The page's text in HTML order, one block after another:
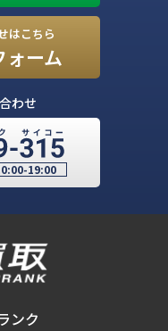
はこちら
ォーム
わせ
19:00
ンク